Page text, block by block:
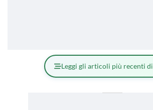
Leggi gli articoli più recenti di